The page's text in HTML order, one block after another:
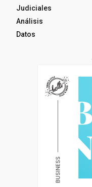
Judiciales
Análisis
Datos